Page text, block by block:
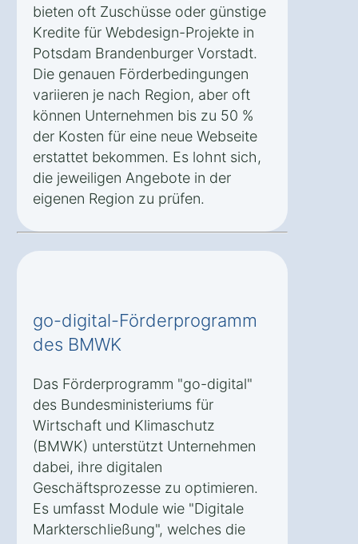
bieten oft Zuschüsse oder günstige
Kredite für Webdesign-Projekte in
Potsdam Brandenburger Vorstadt.
Die genauen Förderbedingungen
variieren je nach Region, aber oft
können Unternehmen bis zu 50 %
der Kosten für eine neue Webseite
erstattet bekommen. Es lohnt sich,
die jeweiligen Angebote in der
eigenen Region zu prüfen.
go-digital-Förderprogramm
des BMWK
Das Förderprogramm "go-digital"
des Bundesministeriums für
Wirtschaft und Klimaschutz
(BMWK) unterstützt Unternehmen
dabei, ihre digitalen
Geschäftsprozesse zu optimieren.
Es umfasst Module wie "Digitale
Markterschließung", welches die